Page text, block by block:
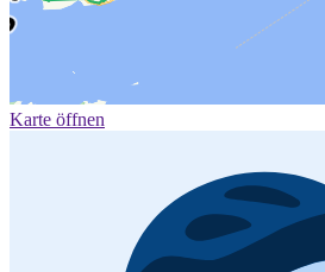
Karte öffnen